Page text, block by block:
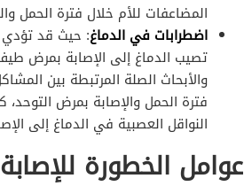
المضاعفات للأم خلال فترة الحمل
اضطرابات في الدماغ: حيث قد تؤدي
تصيب الدماغ إلى الإصابة بمرض
والأبحاث الصلة المرتبطة بين
فترة الحمل والإصابة بمرض
النواقل العصبية في الدماغ إلى
عوامل الخطورة